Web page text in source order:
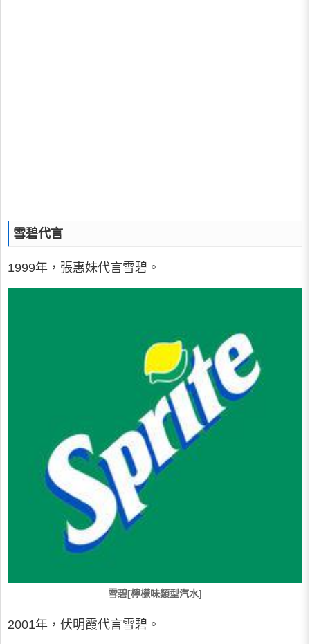
雪碧代言
1999年，張惠妹代言雪碧。
雪碧[檸檬味類型汽水]
2001年，伏明霞代言雪碧。